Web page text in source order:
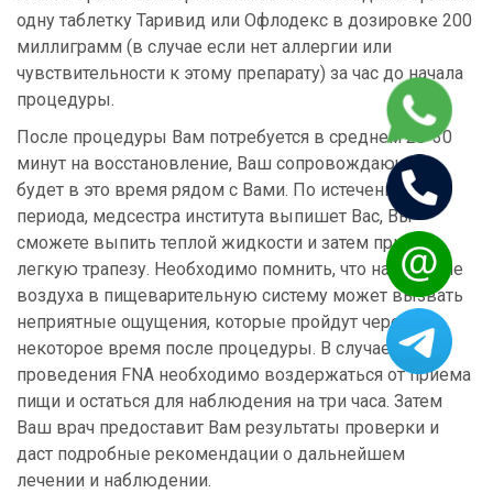
одну таблетку Таривид или Офлодекс в дозировке 200
миллиграмм (в случае если нет аллергии или
чувствительности к этому препарату) за час до начала
процедуры.
После процедуры Вам потребуется в среднем 20-30
минут на восстановление, Ваш сопровождающий
будет в это время рядом с Вами. По истечении этого
периода, медсестра института выпишет Вас, Вы
сможете выпить теплой жидкости и затем принять
легкую трапезу. Необходимо помнить, что нагнетание
воздуха в пищеварительную систему может вызвать
неприятные ощущения, которые пройдут через
некоторое время после процедуры. В случае
проведения FNA необходимо воздержаться от приема
пищи и остаться для наблюдения на три часа. Затем
Ваш врач предоставит Вам результаты проверки и
даст подробные рекомендации о дальнейшем
лечении и наблюдении.